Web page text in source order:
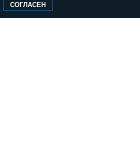
Эл № ФС77-
СОГЛАСЕН